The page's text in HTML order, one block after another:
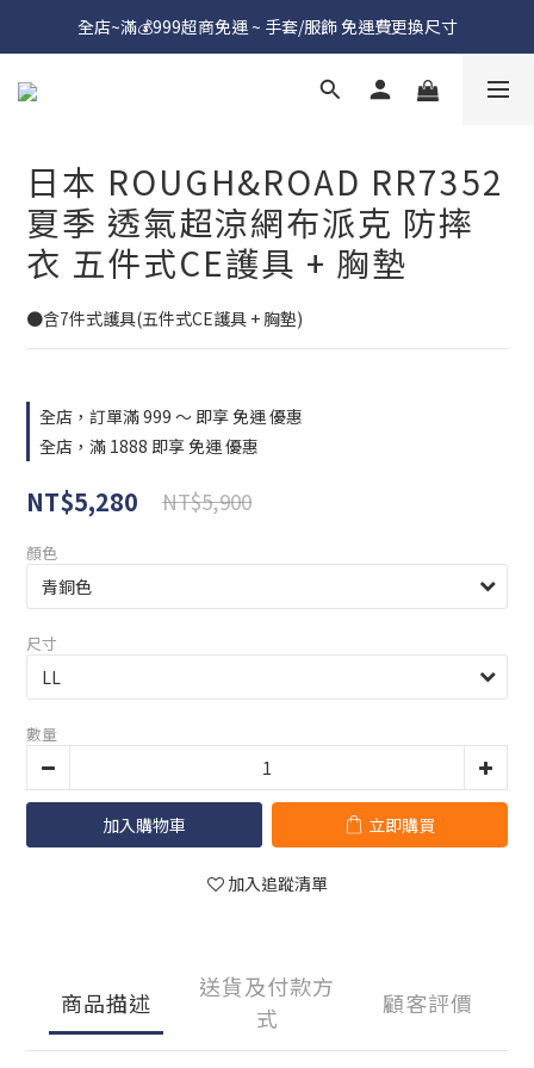
全店~滿💰999超商免運 ~ 手套/服飾 免運費更換尺寸
日本 ROUGH&ROAD RR7352
夏季 透氣超涼網布派克 防摔
衣 五件式CE護具 + 胸墊
●含7件式護具(五件式CE護具 + 胸墊)
全店，訂單滿 999 ～ 即享 免運 優惠
全店，滿 1888 即享 免運 優惠
NT$5,280 NT$5,900
顏色
尺寸
數量
加入購物車 立即購買
加入追蹤清單
商品描述
送貨及付款方
式
顧客評價